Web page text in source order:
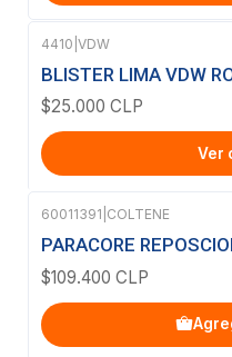
4410 VDW
BLISTER LIMA VDW
$25.000 CLP
Ver
60011391 COLTENE
PARACORE
$109.400 CLP